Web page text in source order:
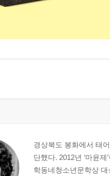
경상북도 봉화에서 태
단했다. 2012년 ‘마윤
학동네청소년문학상